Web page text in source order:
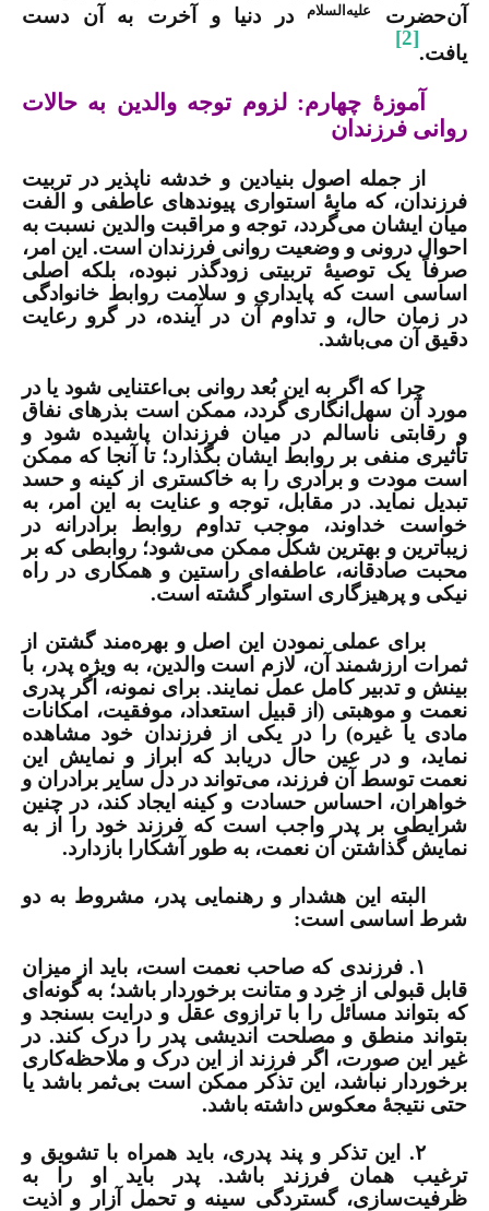
آن‌حضرت
علیه‌السلامدر دنیا و آخرت به آن دست
یافت.
[2]
آموزۀ چهارم: لزوم توجه والدین به حالات
روانی فرزندان
از جمله اصول بنیادین و خدشه ناپذیر در تربیت
فرزندان، که مایۀ استواری پیوندهای عاطفی و الفت
میان ایشان می‌گردد، توجه و مراقبت والدین نسبت به
احوال درونی و وضعیت روانی فرزندان است. این امر،
صرفاً یک توصیۀ تربیتی زودگذر نبوده، بلکه اصلی
اساسی است که پایداری و سلامت روابط خانوادگی
در زمان حال، و تداوم آن در آینده، در گرو رعایت
دقیق آن می‌باشد.
چرا که اگر به این بُعد روانی بی‌اعتنایی شود یا در
مورد آن سهل‌انگاری گردد، ممکن است بذرهای نفاق
و رقابتی ناسالم در میان فرزندان پاشیده شود و
تأثیری منفی بر روابط ایشان بگذارد؛ تا آنجا که ممکن
است مودت و برادری را به خاکستری از کینه و حسد
تبدیل نماید. در مقابل، توجه و عنایت به این امر، به
خواست خداوند، موجب تداوم روابط برادرانه در
زیباترین و بهترین شکل ممکن می‌شود؛ روابطی که بر
محبت صادقانه، عاطفه‌ای راستین و همکاری در راه
نیکی و پرهیزگاری استوار گشته است.
برای عملی نمودن این اصل و بهره‌مند گشتن از
ثمرات ارزشمند آن، لازم است والدین، به ویژه پدر، با
بینش و تدبیر کامل عمل نمایند. برای نمونه، اگر پدری
نعمت و موهبتی (از قبیل استعداد، موفقیت، امکانات
مادی یا غیره) را در یکی از فرزندان خود مشاهده
نماید، و در عین حال دریابد که ابراز و نمایش این
نعمت توسط آن فرزند، می‌تواند در دل سایر برادران و
خواهران، احساس حسادت و کینه ایجاد کند، در چنین
شرایطی بر پدر واجب است که فرزند خود را از به
نمایش گذاشتن آن نعمت، به طور آشکارا بازدارد.
البته این هشدار و رهنمایی پدر، مشروط به دو
شرط اساسی است:
۱.
فرزندی که صاحب نعمت است، باید از میزان
قابل قبولی از خِرد و متانت برخوردار باشد؛ به گونه‌ای
که بتواند مسائل را با ترازوی عقل و درایت بسنجد و
بتواند منطق و مصلحت اندیشی پدر را درک کند. در
غیر این صورت، اگر فرزند از این درک و ملاحظه‌کاری
برخوردار نباشد، این تذکر ممکن است بی‌ثمر باشد یا
حتی نتیجۀ معکوس داشته باشد.
۲.
این تذکر و پند پدری، باید همراه با تشویق و
ترغیب همان فرزند باشد. پدر باید او را به
ظرفیت‌سازی، گستردگی سینه و تحمل آزار و اذیت